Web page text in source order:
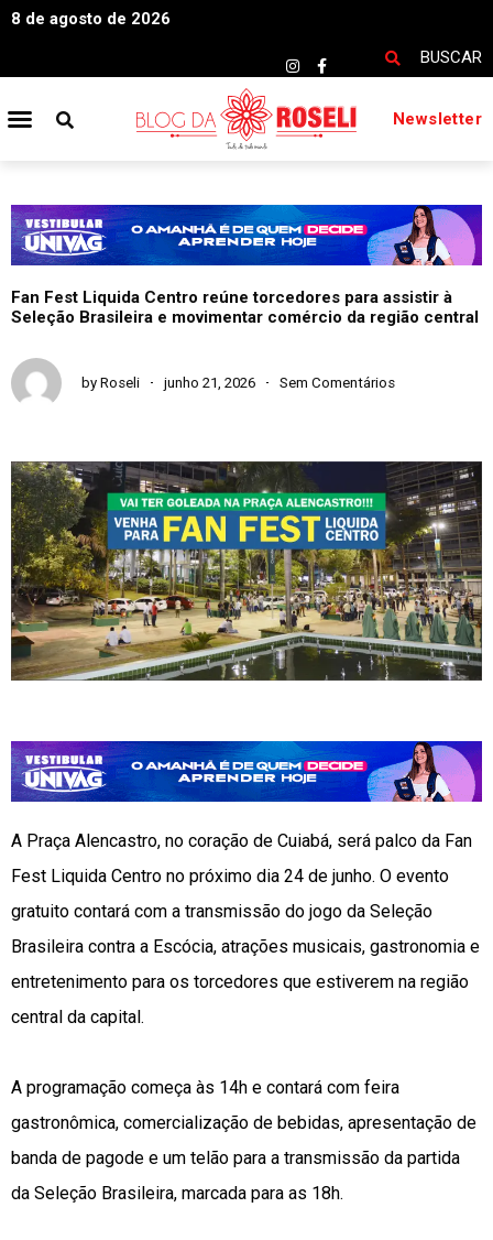
8 de agosto de 2026
BUSCAR
Newsletter
Fan Fest Liquida Centro reúne torcedores para assistir à
Seleção Brasileira e movimentar comércio da região central
by Roseli junho 21, 2026 Sem Comentários
A Praça Alencastro, no coração de Cuiabá, será palco da Fan
Fest Liquida Centro no próximo dia 24 de junho. O evento
gratuito contará com a transmissão do jogo da Seleção
Brasileira contra a Escócia, atrações musicais, gastronomia e
entretenimento para os torcedores que estiverem na região
central da capital.
A programação começa às 14h e contará com feira
gastronômica, comercialização de bebidas, apresentação de
banda de pagode e um telão para a transmissão da partida
da Seleção Brasileira, marcada para as 18h.